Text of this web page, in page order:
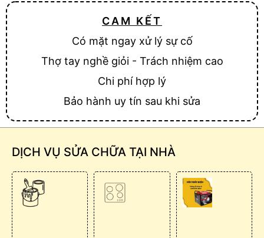
CAM KẾT
Có mặt ngay xử lý sự cố
Thợ tay nghề giỏi - Trách nhiệm cao
Chi phí hợp lý
Bảo hành uy tín sau khi sửa
DỊCH VỤ SỬA CHỮA TẠI NHÀ